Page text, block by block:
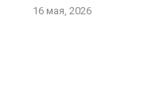
16 мая, 2026